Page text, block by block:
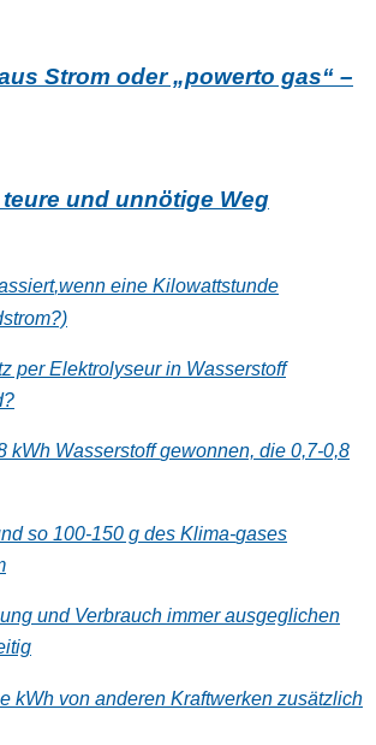
Strom oder „powerto gas“ –
teure und unnötige Weg
,wenn eine Kilowattstunde
perElektrolyseur in Wasserstoff
kWh Wasserstoffgewonnen, die 0,7-0,8
so 100-150 g des Klima-gases
und Verbrauch immer ausgeglichen
kWh von anderen Kraftwerken zusätzlich